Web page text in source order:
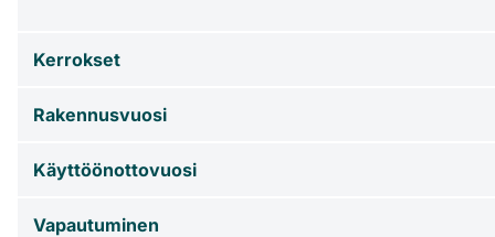
Kerrokset
Rakennusvuosi
Käyttöönottovuosi
Vapautuminen